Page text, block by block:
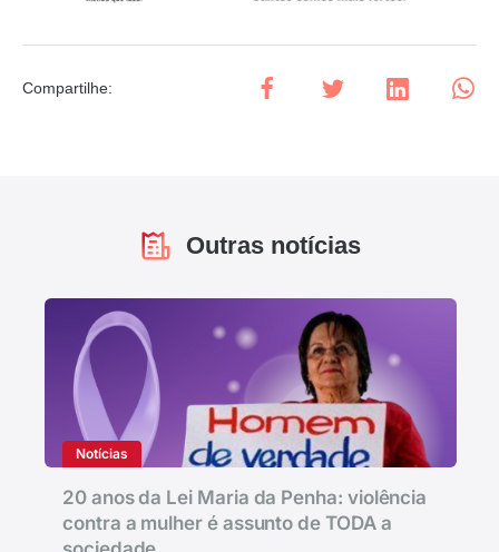
Compartilhe:
Outras notícias
Notícias
20 anos da Lei Maria da Penha: violência
contra a mulher é assunto de TODA a